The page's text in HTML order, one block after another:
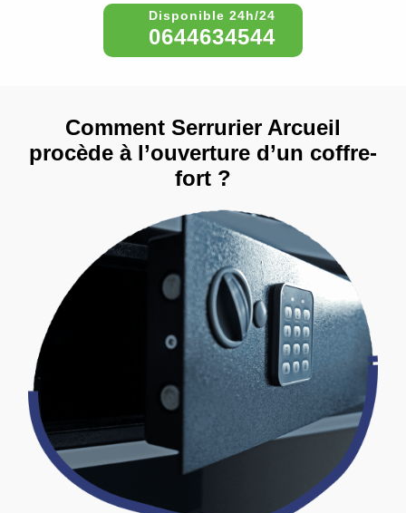
0644634544
Comment Serrurier Arcueil
procède à l’ouverture d’un coffre-
fort ?